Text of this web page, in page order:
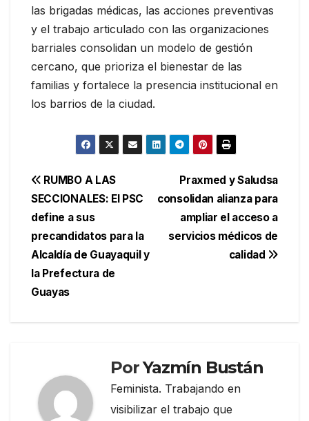
las brigadas médicas, las acciones preventivas
y el trabajo articulado con las organizaciones
barriales consolidan un modelo de gestión
cercano, que prioriza el bienestar de las
familias y fortalece la presencia institucional en
los barrios de la ciudad.
Navegación
de
entradas
Praxmed y Saludsa
consolidan alianza para
ampliar el acceso a
servicios médicos de
calidad
RUMBO A LAS
SECCIONALES: El PSC
define a sus
precandidatos para la
Alcaldía de Guayaquil y
la Prefectura de
Guayas
PorYazmín Bustán
Feminista. Trabajando en
visibilizar el trabajo que